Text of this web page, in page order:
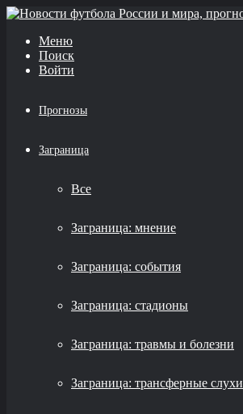
Меню
Поиск
Войти
Прогнозы
Заграница
Все
Заграница: мнение
Заграница: события
Заграница: стадионы
Заграница: травмы и болезни
Заграница: трансферные слухи